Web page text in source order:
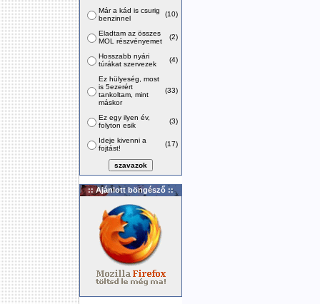
Már a kád is csurig
benzinnel
(10)
Eladtam az összes
MOL részvényemet
(2)
Hosszabb nyári
túrákat szervezek
(4)
Ez hülyeség, most
is 5ezerért
tankoltam, mint
máskor
(33)
Ez egy ilyen év,
folyton esik
(3)
Ideje kivenni a
fojtást!
(17)
:: Ajánlott böngésző ::